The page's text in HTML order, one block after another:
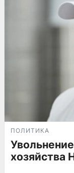
ПОЛИТИКА
хозяйства